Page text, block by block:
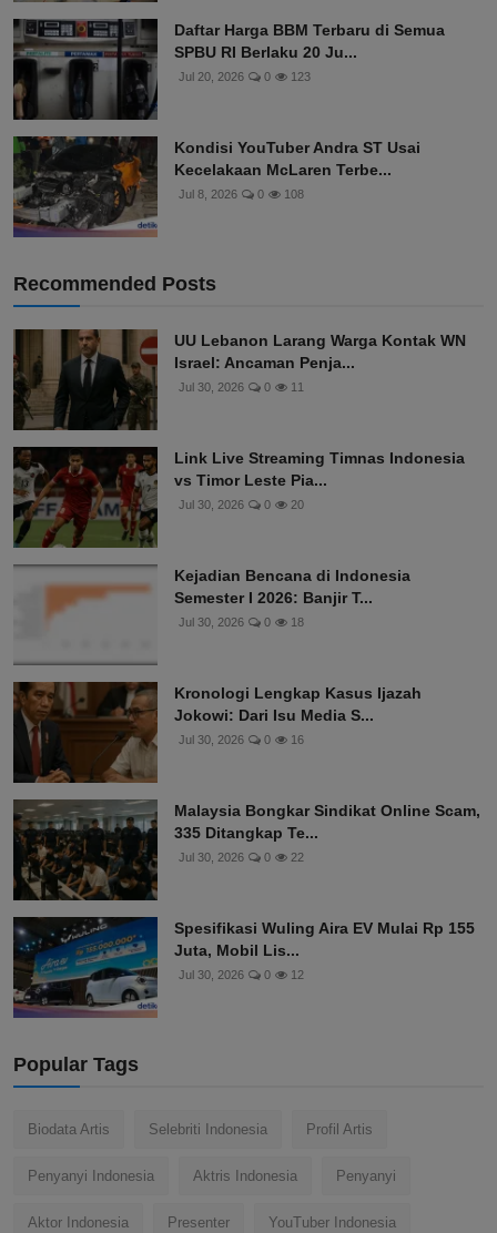
Daftar Harga BBM Terbaru di Semua
SPBU RI Berlaku 20 Ju...
Jul 20, 2026 0 123
Kondisi YouTuber Andra ST Usai
Kecelakaan McLaren Terbe...
Jul 8, 2026 0 108
Recommended Posts
UU Lebanon Larang Warga Kontak WN
Israel: Ancaman Penja...
Jul 30, 2026 0 11
Link Live Streaming Timnas Indonesia
vs Timor Leste Pia...
Jul 30, 2026 0 20
Kejadian Bencana di Indonesia
Semester I 2026: Banjir T...
Jul 30, 2026 0 18
Kronologi Lengkap Kasus Ijazah
Jokowi: Dari Isu Media S...
Jul 30, 2026 0 16
Malaysia Bongkar Sindikat Online Scam,
335 Ditangkap Te...
Jul 30, 2026 0 22
Spesifikasi Wuling Aira EV Mulai Rp 155
Juta, Mobil Lis...
Jul 30, 2026 0 12
Popular Tags
Biodata Artis Selebriti Indonesia Profil Artis
Penyanyi Indonesia Aktris Indonesia Penyanyi
Aktor Indonesia Presenter YouTuber Indonesia